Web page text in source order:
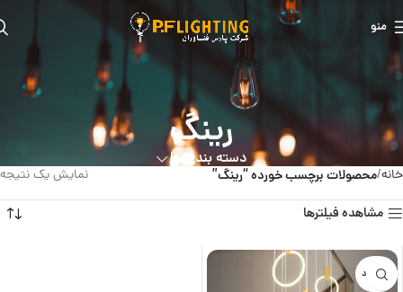
منو
رینگ
دسته بندی ها
خانه محصولات برچسب خورده “رینگ” نمایش یک نتیجه
مشاهده فیلترها
ناموجود